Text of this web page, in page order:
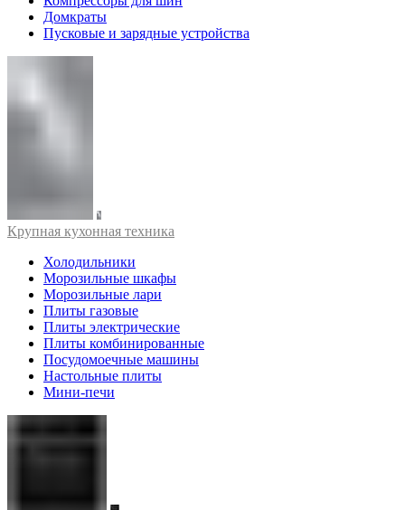
Домкраты
Пусковые и зарядные устройства
Крупная кухонная техника
Холодильники
Морозильные шкафы
Морозильные лари
Плиты газовые
Плиты электрические
Плиты комбинированные
Посудомоечные машины
Настольные плиты
Мини-печи